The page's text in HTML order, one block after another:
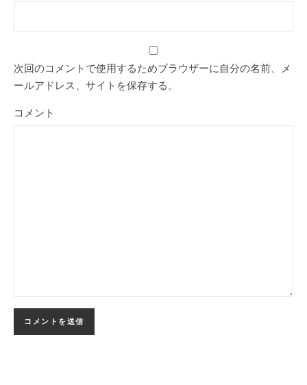
次回のコメントで使用するためブラウザーに自分の名前、メ
ールアドレス、サイトを保存する。
コメント